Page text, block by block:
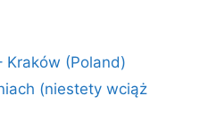
Kraków (Poland)
(niestety wciąż